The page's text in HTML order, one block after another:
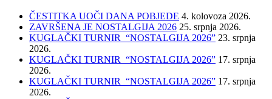
ČESTITKA UOČI DANA POBJEDE 4. kolovoza 2026.
ZAVRŠENA JE NOSTALGIJA 2026 25. srpnja 2026.
KUGLAČKI TURNIR “NOSTALGIJA 2026” 23. srpnja
2026.
KUGLAČKI TURNIR “NOSTALGIJA 2026” 17. srpnja
2026.
KUGLAČKI TURNIR “NOSTALGIJA 2026” 17. srpnja
2026.